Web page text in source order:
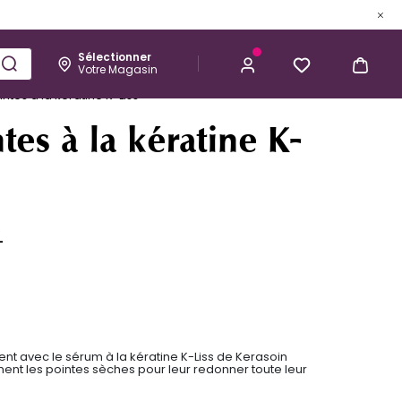
Sélectionner
Votre Magasin
Esthétique Homme Kérastase
J’ACHÈTE
à la kératine K-Liss
à la kératine K-
avec le sérum à la kératine K-Liss de Kerasoin
les pointes sèches pour leur redonner toute leur